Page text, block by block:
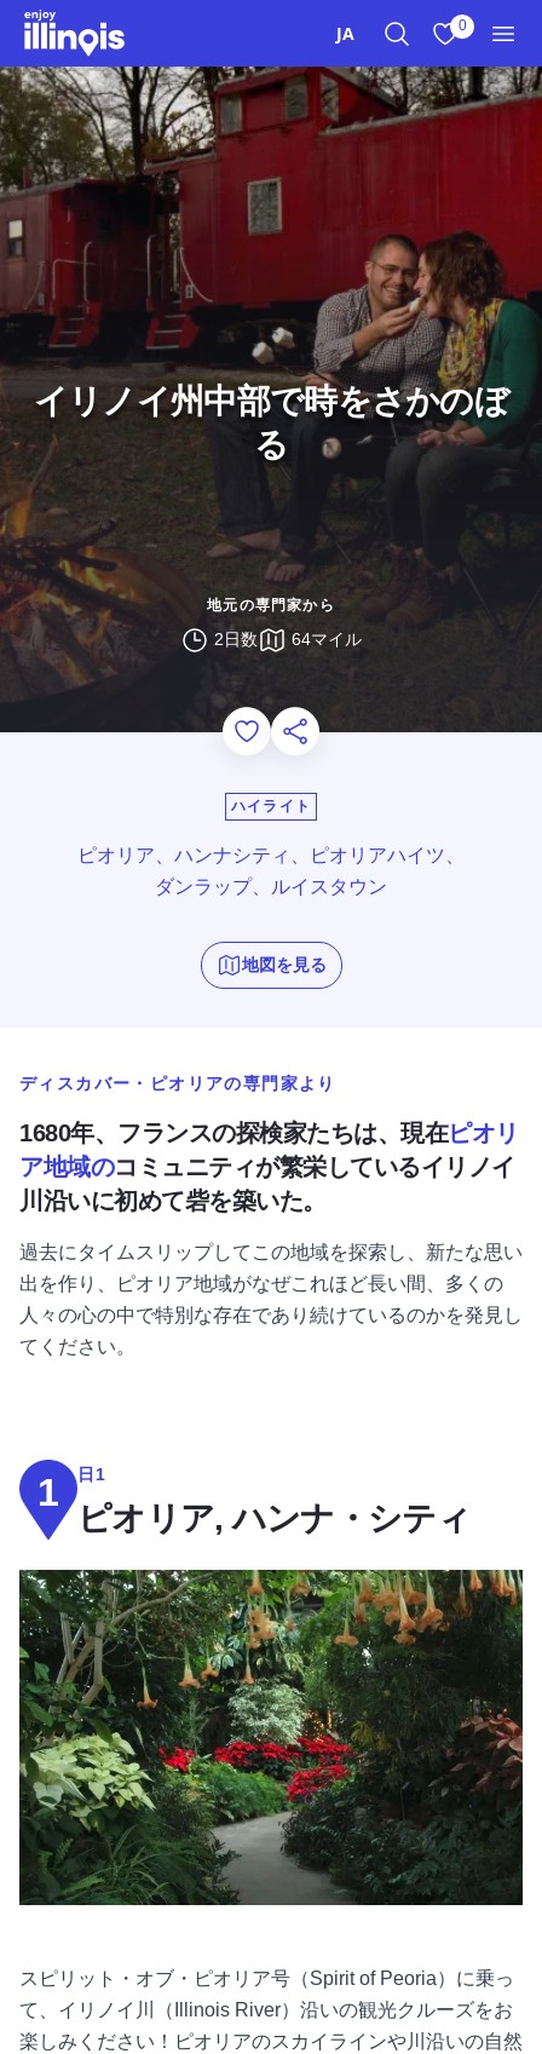
本文へスキップ
JA 0
イリノイ州中部で時をさかのぼ
る
地元の専門家から
2日数 64マイル
Add to Favorites
このページを共有する
ハイライト
ピオリア、ハンナシティ、ピオリアハイツ、
ダンラップ、ルイスタウン
地図を見る
ディスカバー・ピオリアの専門家より
1680年、フランスの探検家たちは、現在ピオリ
ア地域のコミュニティが繁栄しているイリノイ
川沿いに初めて砦を築いた。
過去にタイムスリップしてこの地域を探索し、新たな思い
出を作り、ピオリア地域がなぜこれほど長い間、多くの
人々の心の中で特別な存在であり続けているのかを発見し
てください。
1 日1
ピオリア, ハンナ・シティ
スピリット・オブ・ピオリア号（Spirit of Peoria）に乗っ
て、イリノイ川（Illinois River）沿いの観光クルーズをお
楽しみください！ピオリアのスカイラインや川沿いの自然